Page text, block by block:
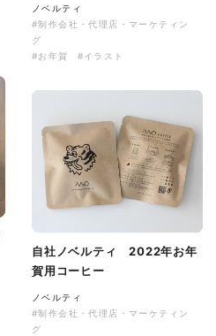
ノベルティ
#制作会社・代理店・マーケティン
グ
#お年賀
#イラスト
自社ノベルティ 2022年お年
賀用コーヒー
ノベルティ
#制作会社・代理店・マーケティン
グ